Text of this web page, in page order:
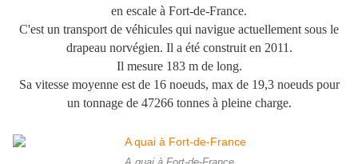
en escale à Fort-de-France.
C'est un transport de véhicules qui navigue actuellement sous le
drapeau norvégien. Il a été construit en 2011.
Il mesure 183 m de long.
Sa vitesse moyenne est de 16 noeuds, max de 19,3 noeuds pour
un tonnage de 47266 tonnes à pleine charge.